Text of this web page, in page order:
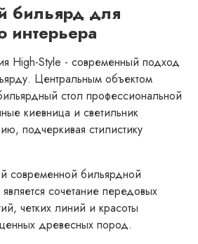
бильярд для
интерьера
High-Style - современный подход
Центральным объектом
стол профессиональной
киевница и светильник
подчеркивая стилистику
современной бильярдной
сочетание передовых
четких линий и красоты
древесных пород.